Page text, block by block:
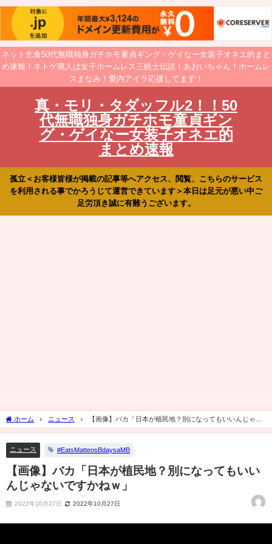
ネット乞食50代無職独身ガチホモ童貞ギング・ゲイなー女装子オネエ的まと
め速報！ネトゲ廃人は女子ホームレス三銃士伝説！あおいちゃん！ホームレ
スまなみ！愛内アイラ応援してます！
真・モリ・タダッフル2！！50
代無職独身ガチホモ童貞ギン
グ・ゲイなー女装子オネエ的
まとめ速報
孤立＜お客様皆様が掲載の記事等へアクセス、閲覧、こちらのサービス
を利用される事でかろうじて運営できています＞本日は足元が悪い中ご
足労頂き誠に有難うございます。
ホーム ニュース
【画像】バカ「日本が植民地？別になってもいいんじゃな
いですかねｗ」
ニュース #EatsMatteosBdaysaMB
【画像】バカ「日本が植民地？別になってもいい
んじゃないですかねｗ」
2022年10月27日 2022年10月27日